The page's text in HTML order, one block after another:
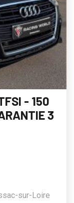
- 150
3
sur-Loire